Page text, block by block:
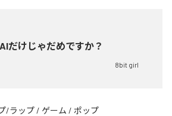
だけじゃだめですか？
8bit girl
/ラップ / ゲーム / ポップ